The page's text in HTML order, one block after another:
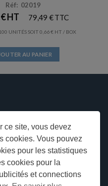
ce site, vous devez
cookies. Vous pouvez
pour les statistiques
cookies pour la
et connections
Réf: 02019
€ 79,49 €
UNITÉS SOIT 0,66€ / BOX
AU PANIER